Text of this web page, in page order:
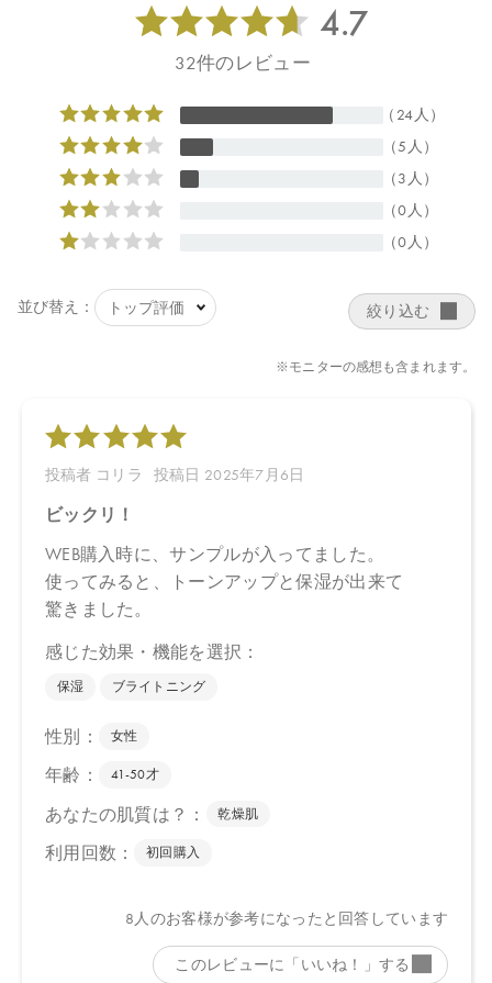
デュナリエラサリナエキス、ミロタムヌスフラベリフォリア葉／
油、クランベアビシニカ種子油、ヒマワリ種子油、グリチルリチ
ース、スクワラン、ビターオレンジ花油＊、ビターオレンジ葉／
枝油＊、アトラスシーダー樹皮油＊、イタリアイトスギ葉／実／
茎油＊、ベルガモット果実油＊、オレンジ果皮油＊、ニオイテン
ジクアオイ油＊、ＢＧ、ポリリシノレイン酸ポリグリセリル－
３、オレイン酸ポリグリセリル－４、オレイン酸ポリグリセリル
－６、ポリヒドロキシステアリン酸、イソステアリン酸、塩化Ｎ
ａ、カプリル酸グリセリル、ラウロイルリシン、レブリン酸Ｎ
ルグルタミン酸Ｎａ、リシン、塩化Ｍｇ、プロパンジオール、キ
シリトール、カプリリルグリコール、トコフェロール ＊オーガ
【メーカー品番】
店舗でお問い合わせの際には、下記品番をお伝え下さい。
4571649061777
Biople 2025/5/12
Biop 2025/5/12
CosmeKitchen 2025/5/12
※店舗での取り扱いや詳しい在庫状況につきましては、各店舗に
お問い合わせください。
※発売日は予告なく変更する可能性がございます。予めご了承く
※通常はご注文より１～３営業日での発送となります。
商品によっては、お届けまで１～２週間かかる場合がございます
ございます。
●予告なくパッケージ仕様が変更になる場合がございます。